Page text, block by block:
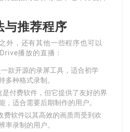
与推荐程序
之外，还有其他一些程序也可以
播放的直播：
一款开源的录屏工具，适合初学
多种格式录制。
是付费软件，但它提供了友好的界
，适合需要后期制作的用户。
费软件以其高效的画质而受到欢
率录制的用户。